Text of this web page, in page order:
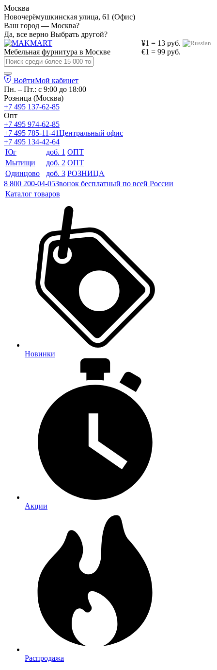
Москва
Новочерёмушкинская улица, 61 (Офис)
Ваш город — Москва?
Да, все верно Выбрать другой?
¥1 = 13 руб.
€1 = 99 руб.
Мебельная фурнитура в Москве
ВойтиМой кабинет
Пн. – Пт.: с 9:00 до 18:00
Розница (Москва)
+7 495 137-62-85
Опт
+7 495 974-62-85
+7 495 785-11-41Центральный офис
+7 495 134-42-64
Юг
доб. 1 ОПТ
Мытищи
доб. 2 ОПТ
Одинцово
доб. 3 РОЗНИЦА
8 800 200-04-05Звонок бесплатный по всей России
Каталог товаров
Новинки
Акции
Распродажа